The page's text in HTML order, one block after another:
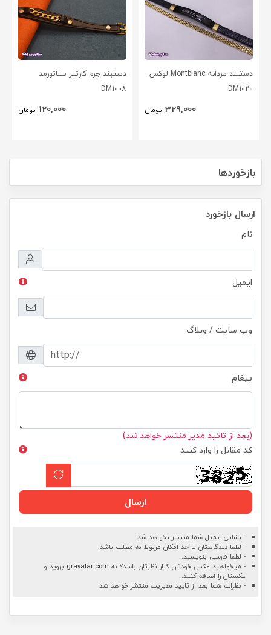
دستبند مردانه Montblanc لوکس
DM1020
329,000 تومان
دستبند چرم کارتیر سناتورمد
DM1008
120,000 تومان
بازخوردها
ارسال بازخورد
نام
ایمیل
وب سایت / وبلاگ
پیغام
(بعد از تائید مدیر منتشر خواهد شد)
کد مقابل را وارد کنید
ارسال
- نشانی ایمیل شما منتشر نخواهد شد.
- لطفا دیدگاهتان تا حد امکان مربوط به مطلب باشد.
- لطفا فارسی بنویسید.
- میخواهید عکس خودتان کنار نظرتان باشد؟ به gravatar.com بروید و
عکستان را اضافه کنید.
- نظرات شما بعد از تایید مدیریت منتشر خواهد شد